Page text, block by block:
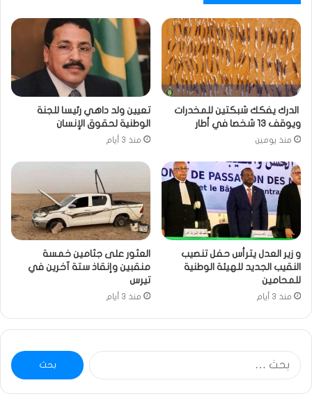
الدرك يفكك شبكتين للمخدرات
ويوقف 13 شخصا في أطار
منذ يومين
تعيين ولد داهي رئيسا للجنة
الوطنية لحقوق الإنسان
منذ 3 أيام
و زير العدل يترأس حفل تنصيب
النقيب الجديد للهيئة الوطنية
للمحامين
منذ 3 أيام
العثور على جثامين خمسة
منقبين وإنقاذ ستة آخرين في
تيرس
منذ 3 أيام
البحث
عن: